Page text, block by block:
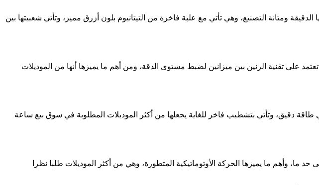
ومتانة التصنيع، وهي تأتي مع علبة فاخرة من التيتانيوم بلون أزرق مميز، وتأتي شعبيتها بين
على تقنية الرنين بين ميزانين لضبط مستوى الدقة، ومن أهم ما يميزها أنها من الموديلات
دقيق، وتأتي بتشطيب فاخر للغاية يجعلها من أكثر الموديلات المطلوبة في سوق بيع ساعة
وأهم ما يميزها الحركة الأوتوماتيكية المتطورة، وهي من أكثر الموديلات طلبا نظرا